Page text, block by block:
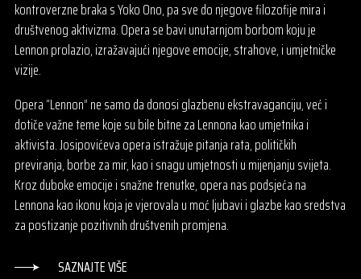
kontroverzne braka s Yoko Ono, pa sve do njegove filozofije mira i
društvenog aktivizma. Opera se bavi unutarnjom borbom koju je
Lennon prolazio, izražavajući njegove emocije, strahove, i umjetničke
vizije.
Opera “Lennon” ne samo da donosi glazbenu ekstravaganciju, već i
dotiče važne teme koje su bile bitne za Lennona kao umjetnika i
aktivista. Josipovićeva opera istražuje pitanja rata, političkih
previranja, borbe za mir, kao i snagu umjetnosti u mijenjanju svijeta.
Kroz duboke emocije i snažne trenutke, opera nas podsjeća na
Lennona kao ikonu koja je vjerovala u moć ljubavi i glazbe kao sredstva
za postizanje pozitivnih društvenih promjena.
SAZNAJTE VIŠE